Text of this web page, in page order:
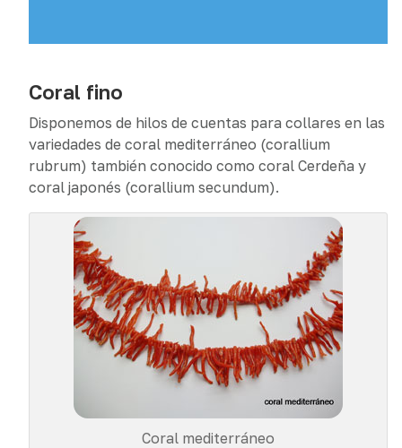
Coral fino
Disponemos de hilos de cuentas para collares en las
variedades de coral mediterráneo (corallium
rubrum) también conocido como coral Cerdeña y
coral japonés (corallium secundum).
Coral mediterráneo